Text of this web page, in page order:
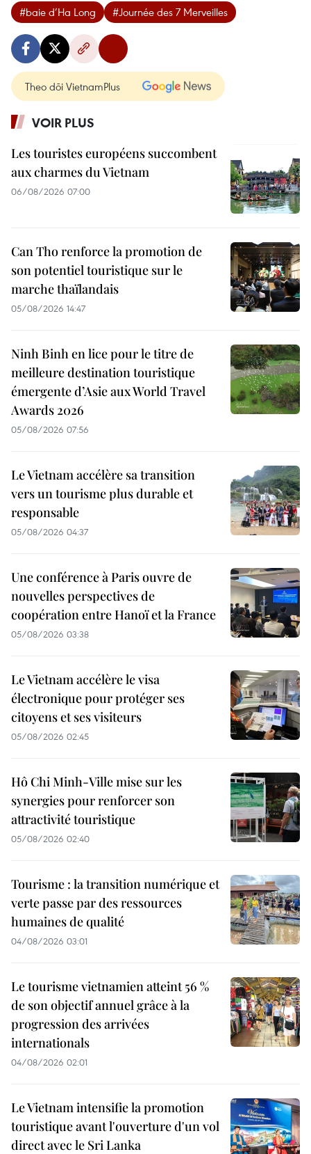
#baie d’Ha Long #Journée des 7 Merveilles
Theo dõi VietnamPlus
VOIR PLUS
Les touristes européens succombent
aux charmes du Vietnam
06/08/2026 07:00
Can Tho renforce la promotion de
son potentiel touristique sur le
marche thaïlandais
05/08/2026 14:47
Ninh Binh en lice pour le titre de
meilleure destination touristique
émergente d’Asie aux World Travel
Awards 2026
05/08/2026 07:56
Le Vietnam accélère sa transition
vers un tourisme plus durable et
responsable
05/08/2026 04:37
Une conférence à Paris ouvre de
nouvelles perspectives de
coopération entre Hanoï et la France
05/08/2026 03:38
Le Vietnam accélère le visa
électronique pour protéger ses
citoyens et ses visiteurs
05/08/2026 02:45
Hô Chi Minh-Ville mise sur les
synergies pour renforcer son
attractivité touristique
05/08/2026 02:40
Tourisme : la transition numérique et
verte passe par des ressources
humaines de qualité
04/08/2026 03:01
Le tourisme vietnamien atteint 56 %
de son objectif annuel grâce à la
progression des arrivées
internationals
04/08/2026 02:01
Le Vietnam intensifie la promotion
touristique avant l'ouverture d'un vol
direct avec le Sri Lanka